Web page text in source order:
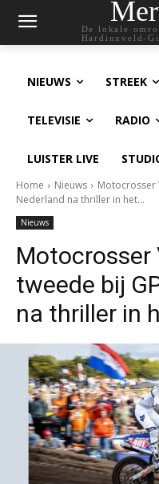
De lokale
Hardinxveld-
NIEUWS STREEK
TELEVISIE RADIO
LUISTER LIVE
Home Nieuws
Motocrosser
Nederland na thriller in het...
Nieuws
Motocrosser
tweede bij
na thriller in